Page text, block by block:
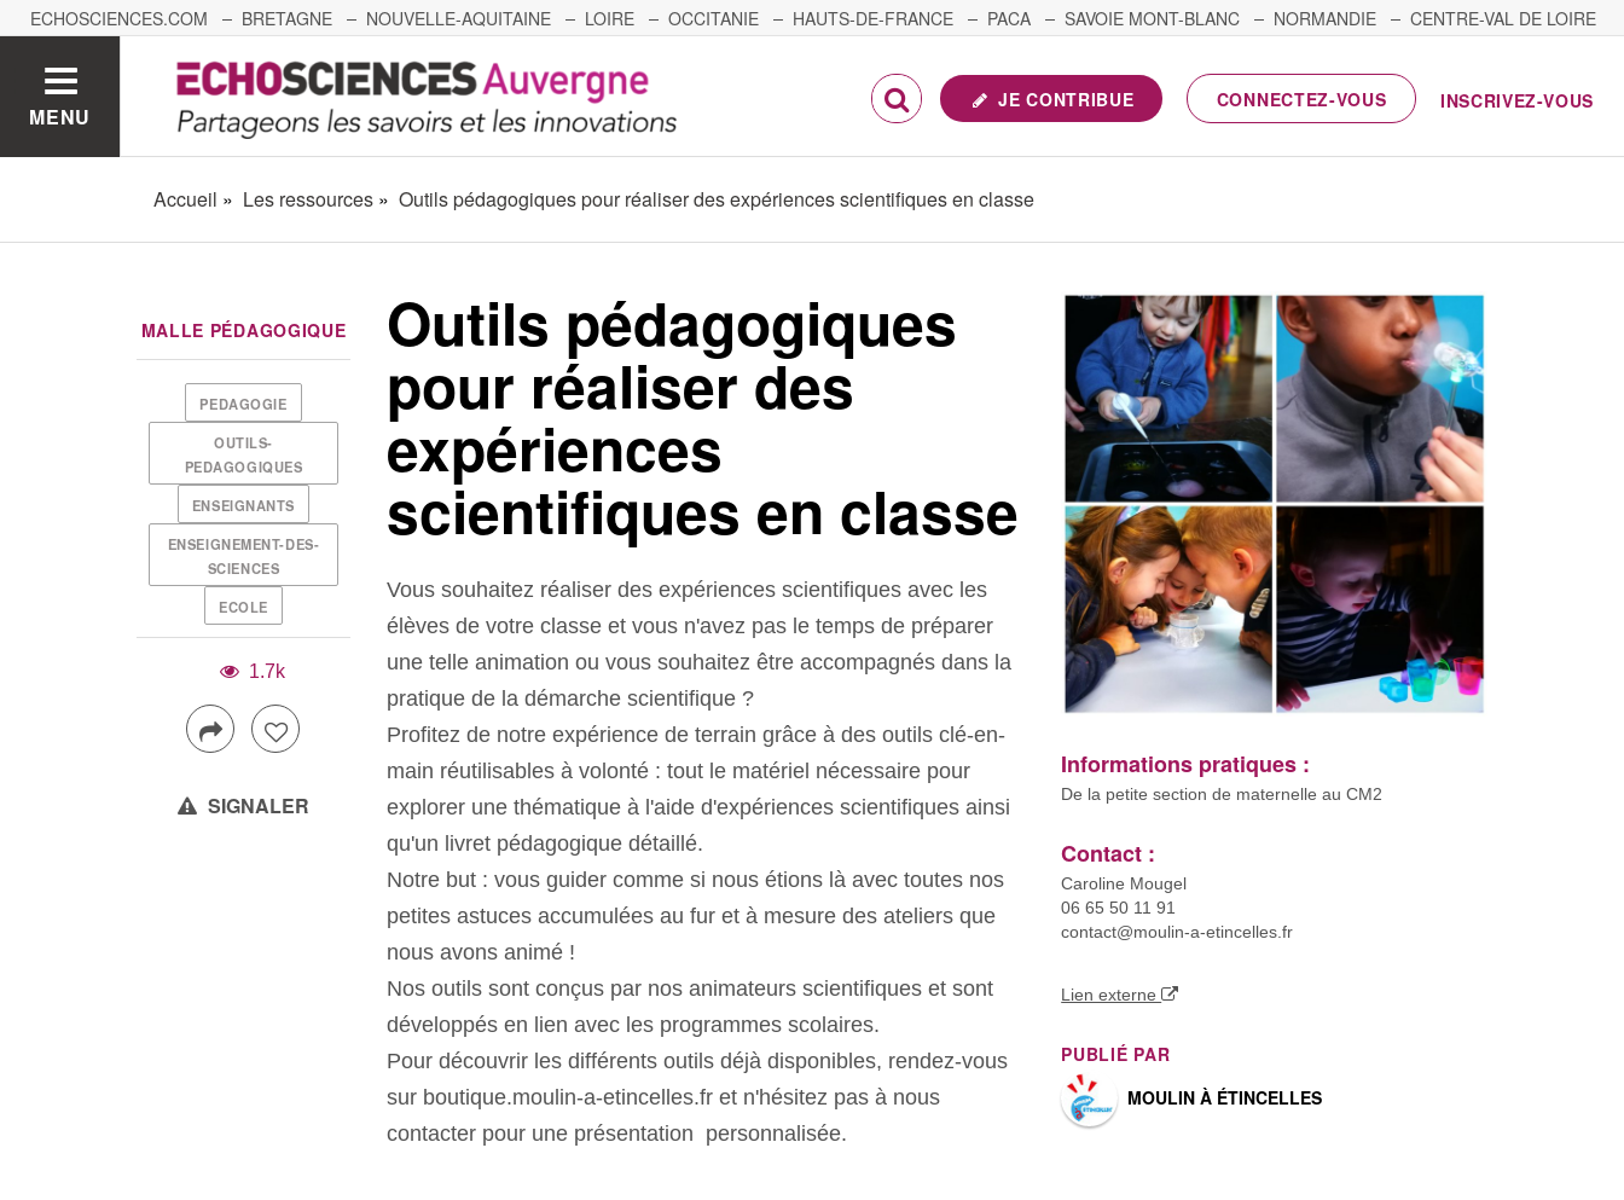
ECHOSCIENCES.COM BRETAGNE NOUVELLE-AQUITAINE LOIRE OCCITANIE HAUTS-DE-FRANCE PACA SAVOIE MONT-BLANC NORMANDIE
CENTRE-VAL DE LOIRE
GRENOBLE GRAND EST BOURGOGNE-FRANCHE-COMTÉ
MENU
JE CONTRIBUE CONNECTEZ-VOUS INSCRIVEZ-VOUS
Accueil Les ressources Outils pédagogiques pour réaliser des expériences scientifiques en classe
Outils pédagogiques
pour réaliser des
expériences
scientifiques en classe
Vous souhaitez réaliser des expériences scientifiques avec les
élèves de votre classe et vous n'avez pas le temps de préparer
une telle animation ou vous souhaitez être accompagnés dans la
pratique de la démarche scientifique ?
Profitez de notre expérience de terrain grâce à des outils clé-en-
main réutilisables à volonté : tout le matériel nécessaire pour
explorer une thématique à l'aide d'expériences scientifiques ainsi
qu'un livret pédagogique détaillé.
Notre but : vous guider comme si nous étions là avec toutes nos
petites astuces accumulées au fur et à mesure des ateliers que
nous avons animé !
Nos outils sont conçus par nos animateurs scientifiques et sont
développés en lien avec les programmes scolaires.
Pour découvrir les différents outils déjà disponibles, rendez-vous
sur boutique.moulin-a-etincelles.fr et n'hésitez pas à nous
contacter pour une présentation personnalisée.
Informations pratiques :
De la petite section de maternelle au CM2
Contact :
Caroline Mougel
06 65 50 11 91
contact@moulin-a-etincelles.fr
Lien externe
PUBLIÉ PAR
MOULIN À ÉTINCELLES
MALLE PÉDAGOGIQUE
PEDAGOGIE
OUTILS-
PEDAGOGIQUES
ENSEIGNANTS
ENSEIGNEMENT-DES-
SCIENCES
ECOLE
1.7k
SIGNALER